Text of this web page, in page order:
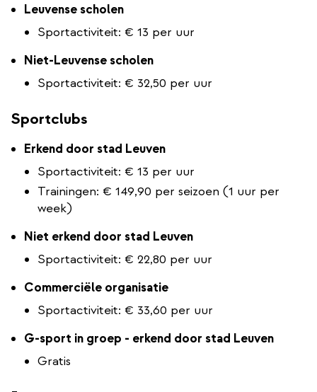
Leuvense scholen
Sportactiviteit: € 13 per uur
Niet-Leuvense scholen
Sportactiviteit: € 32,50 per uur
Sportclubs
Erkend door stad Leuven
Sportactiviteit: € 13 per uur
Trainingen: € 149,90 per seizoen (1 uur per
week)
Niet erkend door stad Leuven
Sportactiviteit: € 22,80 per uur
Commerciële organisatie
Sportactiviteit: € 33,60 per uur
​​​​​​G-sport in groep - erkend door stad Leuven
Gratis